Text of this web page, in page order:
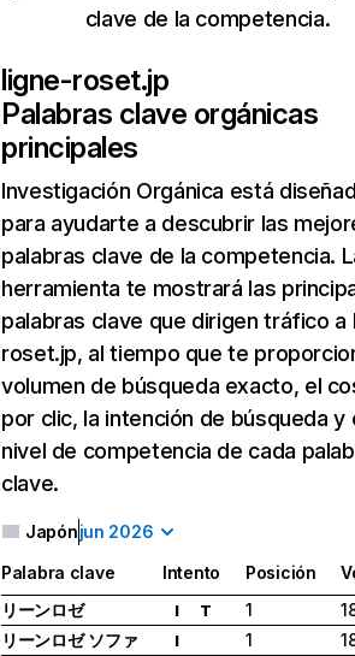
clave de la competencia.
ligne-roset.jp
Palabras clave orgánicas
principales
Investigación Orgánica está
para ayudarte a descubrir las
palabras clave de la competencia.
herramienta te mostrará las
palabras clave que dirigen tráfico a
roset.jp, al tiempo que te
volumen de búsqueda exacto, el
por clic, la intención de búsqueda y
nivel de competencia de cada
clave.
Japónjun 2026
Palabra clave Intento Posición
リーンロゼ
I T 1
リーンロゼ ソファ
I 1